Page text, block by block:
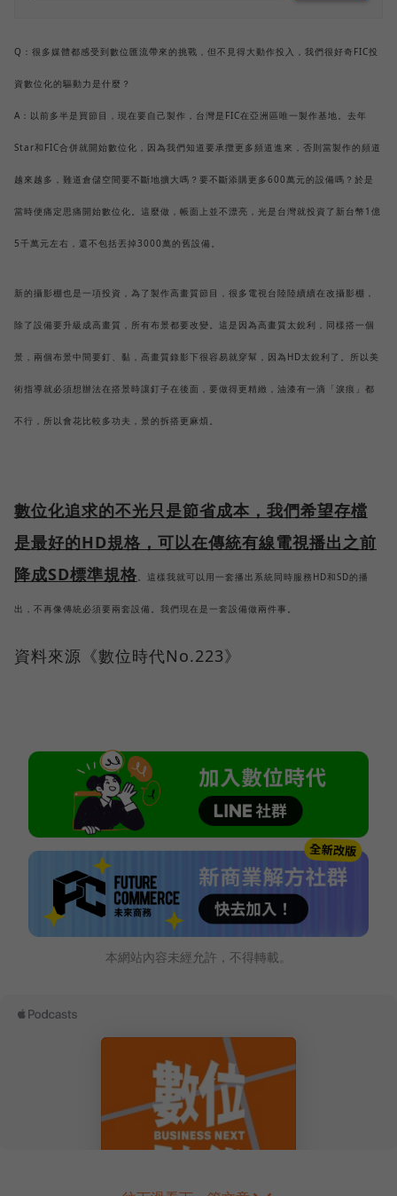
Q：很多媒體都感受到數位匯流帶來的挑戰，但不見得大動作投入，我們很好奇FIC投
資數位化的驅動力是什麼？
A：以前多半是買節目，現在要自己製作，台灣是FIC在亞洲區唯一製作基地。去年
Star和FIC合併就開始數位化，因為我們知道要承攬更多頻道進來，否則當製作的頻道
越來越多，難道倉儲空間要不斷地擴大嗎？要不斷添購更多600萬元的設備嗎？於是
當時便痛定思痛開始數位化。這麼做，帳面上並不漂亮，光是台灣就投資了新台幣1億
5千萬元左右，還不包括丟掉3000萬的舊設備。
新的攝影棚也是一項投資，為了製作高畫質節目，很多電視台陸陸續續在改攝影棚，
除了設備要升級成高畫質，所有布景都要改變。這是因為高畫質太銳利，同樣搭一個
景，兩個布景中間要釘、黏，高畫質錄影下很容易就穿幫，因為HD太銳利了。所以美
術指導就必須想辦法在搭景時讓釘子在後面，要做得更精緻，油漆有一滴「淚痕」都
不行，所以會花比較多功夫，景的拆搭更麻煩。
數位化追求的不光只是節省成本，我們希望存檔
是最好的HD規格，可以在傳統有線電視播出之前
降成SD標準規格 。這樣我就可以用一套播出系統同時服務HD和SD的播
出，不再像傳統必須要兩套設備。我們現在是一套設備做兩件事。
資料來源《數位時代No.223》
本網站內容未經允許，不得轉載。